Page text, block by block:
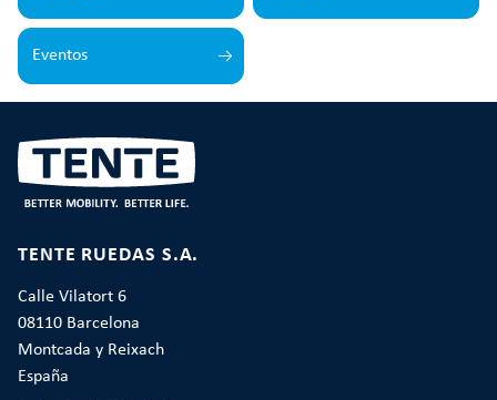
Eventos
TENTE RUEDAS S.A.
Calle Vilatort 6
08110 Barcelona
Montcada y Reixach
España